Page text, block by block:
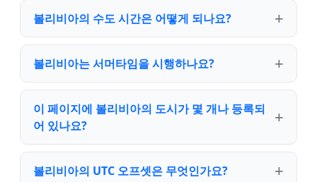
볼리비아의 수도 시간은 어떻게 되나요?
볼리비아는 서머타임을 시행하나요?
이 페이지에 볼리비아의 도시가 몇 개나 등록되
어 있나요?
볼리비아의 UTC 오프셋은 무엇인가요?